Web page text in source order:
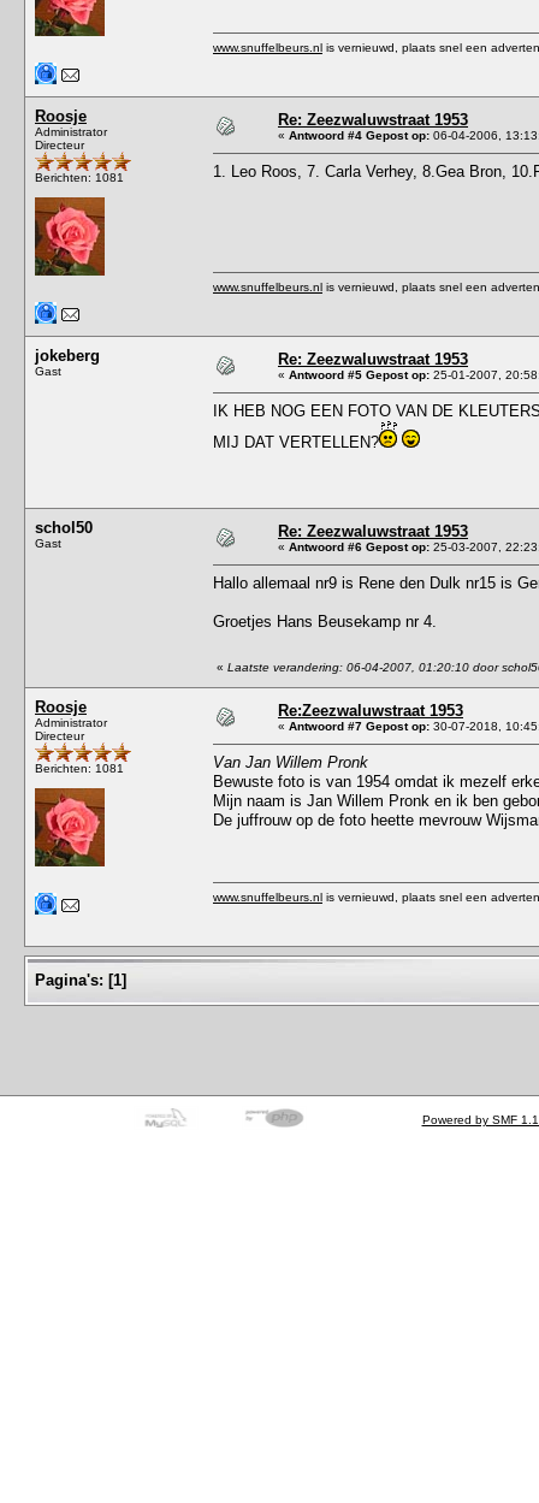
www.snuffelbeurs.nl is vernieuwd, plaats snel een
Roosje
Administrator
Directeur
Berichten: 1081
Re: Zeezwaluwstraat 1953
« Antwoord #4 Gepost op: 06-04-2006,
1. Leo Roos, 7. Carla Verhey, 8.Gea Bron,
www.snuffelbeurs.nl is vernieuwd, plaats snel een
jokeberg
Gast
Re: Zeezwaluwstraat 1953
« Antwoord #5 Gepost op: 25-01-2007,
IK HEB NOG EEN FOTO VAN DE
MIJ DAT VERTELLEN?
schol50
Gast
Re: Zeezwaluwstraat 1953
« Antwoord #6 Gepost op: 25-03-2007,
Hallo allemaal nr9 is Rene den Dulk nr15 is
Groetjes Hans Beusekamp nr 4.
« Laatste verandering: 06-04-2007, 01:20:10 door
Roosje
Administrator
Directeur
Berichten: 1081
Re:Zeezwaluwstraat 1953
« Antwoord #7 Gepost op: 30-07-2018,
Van Jan Willem Pronk
Bewuste foto is van 1954 omdat ik mezelf
Mijn naam is Jan Willem Pronk en ik ben
De juffrouw op de foto heette mevrouw
www.snuffelbeurs.nl is vernieuwd, plaats snel een
Pagina's: [1]
Powered by SMF